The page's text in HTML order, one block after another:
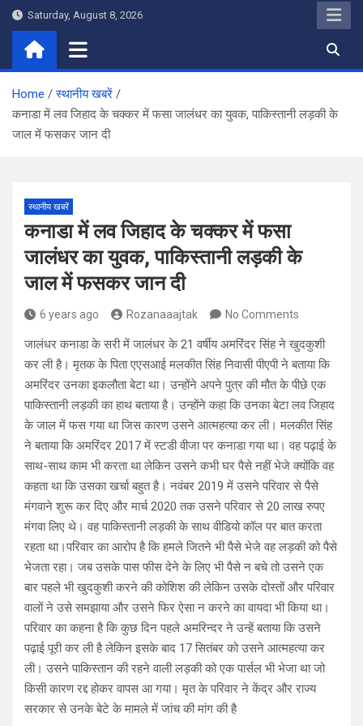
Skip
content
Saturday, August 8, 2026
Home
स्थानीय खबरें
कनाडा में लव जिहाद के चक्कर में फसा जालंधर का युवक, पाकिस्तानी लड़की के
जाल में फसकर जान दी
स्थानीय खबरें
कनाडा में लव जिहाद के चक्कर में फसा
जालंधर का युवक, पाकिस्तानी लड़की के
जाल में फसकर जान दी
6 years ago Rozanaaajtak No Comments
जालंधर कनाडा के सरी में जालंधर के 21 वर्षीय अमरिंदर सिंह ने खुदकुशी
कर ली है। मृतक के पिता एएसआई मलकीत सिंह निवासी पीएपी ने बताया कि
अमरिंदर उनका इकलौता बेटा था। उन्होंने अपने पुत्र की मौत के पीछे एक
पाकिस्तानी लड़की का हाथ बताया है। उन्होंने कहा कि उनका बेटा लव जिहाद
के जाल में फस गया था जिस कारण उसने आत्महत्या कर ली। मलकीत सिंह
ने बताया कि अमरिंदर 2017 में स्टडी वीजा पर कनाडा गया था। वह पढ़ाई के
साथ-साथ काम भी करता था लेकिन उसने कभी घर पैसे नहीं भेजे क्योंकि वह
कहता था कि उसका खर्चा बहुत है। नवंबर 2019 में उसने परिवार से पैसे
मंगवाने शुरू कर दिए और मार्च 2020 तक उसने परिवार से 20 लाख रुपए
मंगवा लिए थे। वह पाकिस्तानी लड़की के साथ वीडियो कॉल पर बात करता
रहता था।परिवार का आरोप है कि हमले जितने भी पैसे भेजे वह लड़की को पैसे
भेजता रहा। जब उसके पास फीस देने के लिए भी पैसे न बचे तो उसने एक
बार पहले भी खुदकुशी करने की कोशिश की लेकिन उसके दोस्तों और परिवार
वालों ने उसे समझाया और उसने फिर ऐसा न करने का वायदा भी किया था।
परिवार का कहना है कि कुछ दिन पहले अमरिन्दर ने उन्हें बताया कि उसने
पढ़ाई पूरी कर ली है लेकिन इसके बाद 17 सितंबर को उसने आत्महत्या कर
ली। उसने पाकिस्तान की रहने वाली लड़की को एक पार्सल भी भेजा था जो
किसी कारण रद्द होकर वापस आ गया। मृत के परिवार ने केंद्र और राज्य
सरकार से उनके बेटे के मामले में जांच की मांग की है